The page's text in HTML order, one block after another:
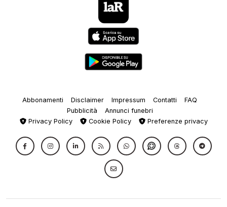
Abbonamenti Disclaimer Impressum Contatti
FAQ
Pubblicità
Annunci funebri
Privacy Policy
Cookie Policy Preferenze privacy